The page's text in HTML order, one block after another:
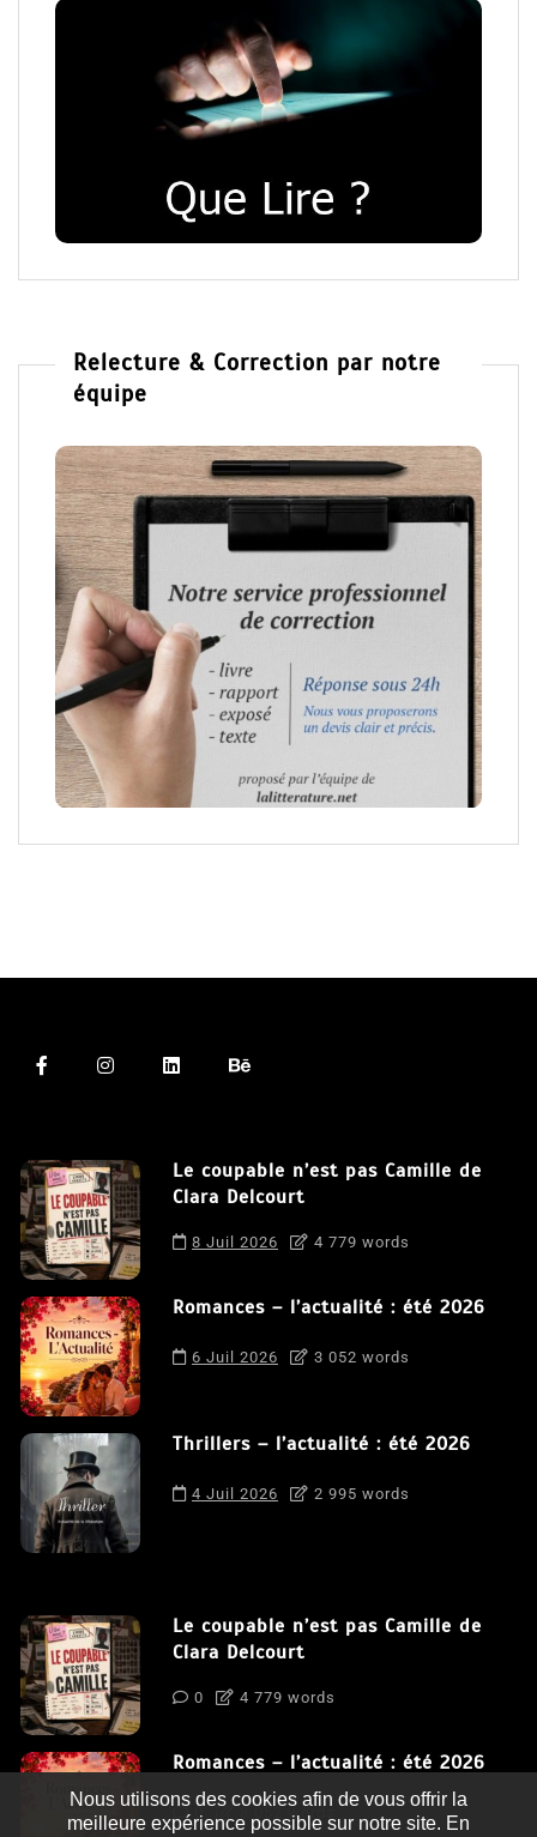
Relecture & Correction par notre
équipe
Le coupable n’est pas Camille de
Clara Delcourt
8 Juil 2026 4 779 words
Romances – l’actualité : été 2026
6 Juil 2026 3 052 words
Thrillers – l’actualité : été 2026
4 Juil 2026 2 995 words
Le coupable n’est pas Camille de
Clara Delcourt
0 4 779 words
Romances – l’actualité : été 2026
0 3 052 words
Nous utilisons des cookies afin de vous offrir la
meilleure expérience possible sur notre site. En